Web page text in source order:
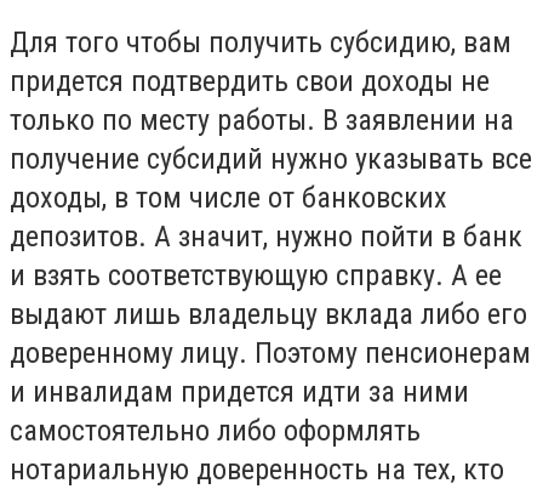
Для того чтобы получить субсидию, вам
придется подтвердить свои доходы не
только по месту работы. В заявлении на
получение субсидий нужно указывать все
доходы, в том числе от банковских
депозитов. А значит, нужно пойти в банк
и взять соответствующую справку. А ее
выдают лишь владельцу вклада либо его
доверенному лицу. Поэтому пенсионерам
и инвалидам придется идти за ними
самостоятельно либо оформлять
нотариальную доверенность на тех, кто